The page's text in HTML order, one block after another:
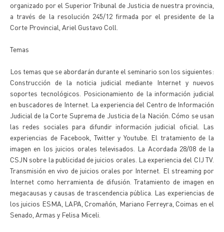
organizado por el Superior Tribunal de Justicia de nuestra provincia,
a través de la resolución 245/12 firmada por el presidente de la
Corte Provincial, Ariel Gustavo Coll.
Temas
Los temas que se abordarán durante el seminario son los siguientes:
Construcción de la noticia judicial mediante Internet y nuevos
soportes tecnológicos. Posicionamiento de la información judicial
en buscadores de Internet. La experiencia del Centro de Información
Judicial de la Corte Suprema de Justicia de la Nación. Cómo se usan
las redes sociales para difundir información judicial oficial. Las
experiencias de Facebook, Twitter y Youtube. El tratamiento de la
imagen en los juicios orales televisados. La Acordada 28/08 de la
CSJN sobre la publicidad de juicios orales. La experiencia del CIJ TV.
Transmisión en vivo de juicios orales por Internet. El streaming por
Internet como herramienta de difusión. Tratamiento de imagen en
megacausas y causas de trascendencia pública. Las experiencias de
los juicios ESMA, LAPA, Cromañón, Mariano Ferreyra, Coimas en el
Senado, Armas y Felisa Miceli.